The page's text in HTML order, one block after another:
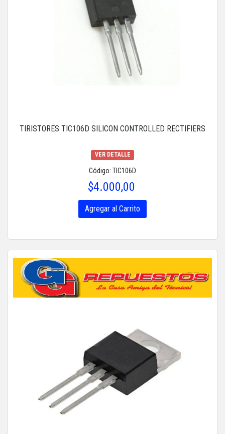
TIRISTORES TIC106D SILICON CONTROLLED RECTIFIERS
VER DETALLE
Código: TIC106D
$4.000,00
Agregar al Carrito